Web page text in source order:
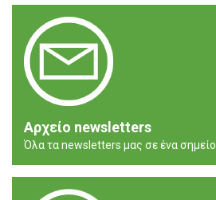
Αρχείο newsletters
Όλα τα newsletters μας σε ένα σημείο